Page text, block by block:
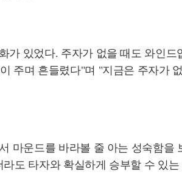
가 있었다. 주자가 없을 때도 와인
주며 흔들렸다"며 "지금은 주자가
마운드를 바라볼 줄 아는 성숙함
도 타자와 확실하게 승부할 수 있